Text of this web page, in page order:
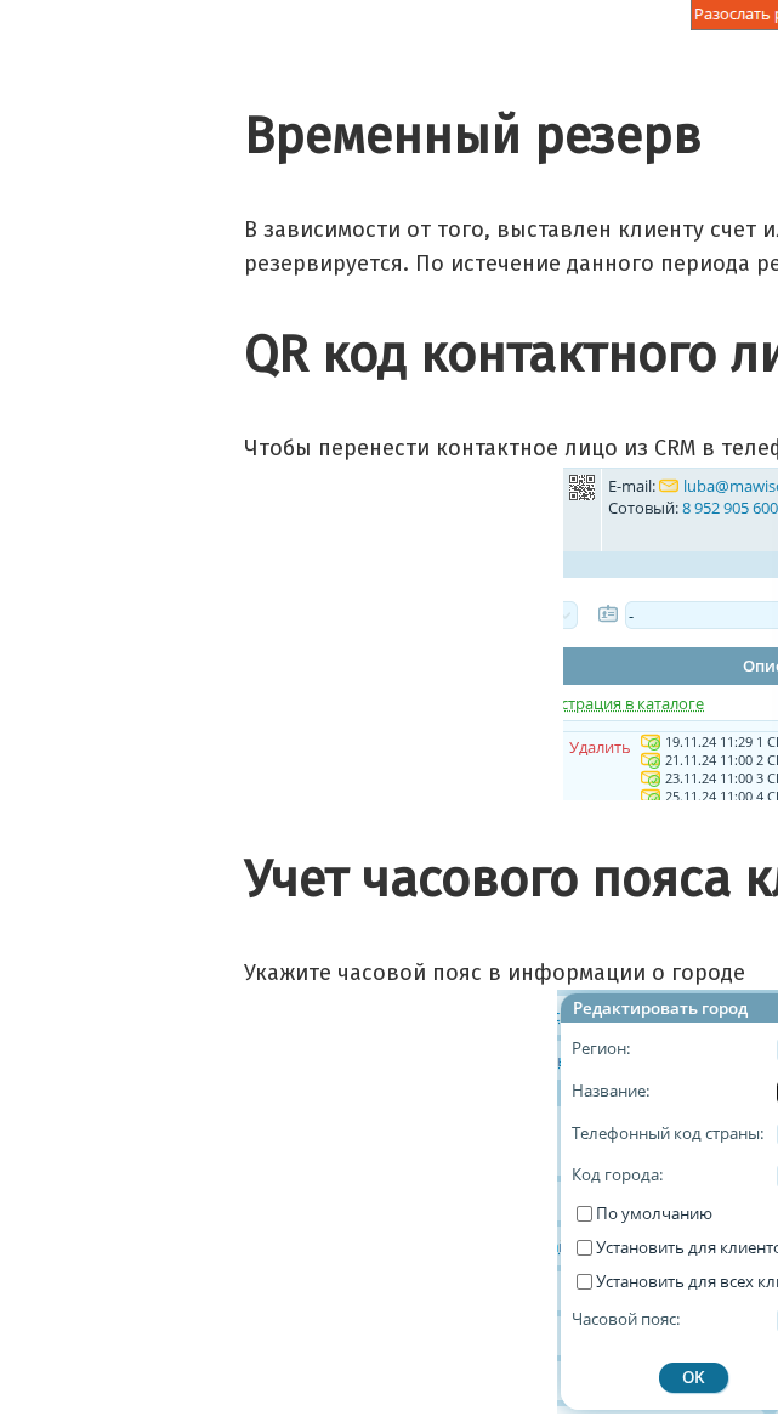
Временный резерв
В зависимости от того, выставлен клиенту
резервируется. По истечение данного периода
QR код контактного
Чтобы перенести контактное лицо из CRM в
Учет часового пояса
Укажите часовой пояс в информации о городе